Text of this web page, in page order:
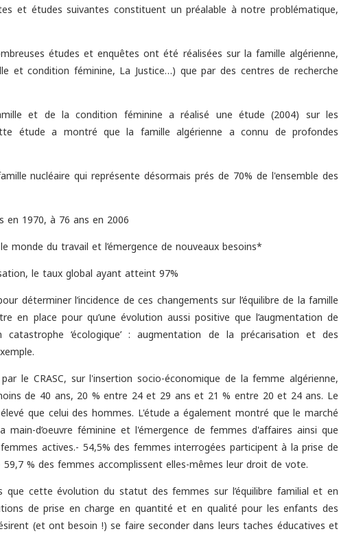
et études suivantes constituent un préalable à notre problématique,
études et enquêtes ont été réalisées sur la famille algérienne,
et condition féminine, La Justice…) que par des centres de recherche
et de la condition féminine a réalisé une étude (2004) sur les
étude a montré que la famille algérienne a connu de profondes
nucléaire qui représente désormais prés de 70% de l'ensemble des
en 1970, à 76 ans en 2006
du travail et l’émergence de nouveaux besoins*
le taux global ayant atteint 97%
déterminer l’incidence de ces changements sur l’équilibre de la famille
en place pour qu’une évolution aussi positive que l’augmentation de
‘écologique’ : augmentation de la précarisation et des
le CRASC, sur l'insertion socio-économique de la femme algérienne,
de 40 ans, 20 % entre 24 et 29 ans et 21 % entre 20 et 24 ans. Le
que celui des hommes. L'étude a également montré que le marché
d’oeuvre féminine et l'émergence de femmes d'affaires ainsi que
actives.- 54,5% des femmes interrogées participent à la prise de
% des femmes accomplissent elles-mêmes leur droit de vote.
cette évolution du statut des femmes sur l’équilibre familial et en
de prise en charge en quantité et en qualité pour les enfants des
(et ont besoin !) se faire seconder dans leurs taches éducatives et